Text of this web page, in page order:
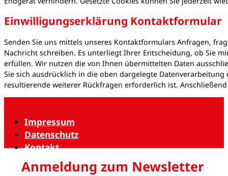
Einwilligungserklärung Kontaktformular
Senden Sie uns mittels unseres Kontaktformulars Anfragen,
Nachricht schreiben. Es unterliegt Ihrer Entscheidung, ob Sie
erfüllen. Wir nutzen die von Ihnen übermittelten Daten
Sie sich ausdrücklich in die oben dargelegte
resultierende weiterer Rückfragen erforderlich ist.
Impressum
Datenschutz
Kontakt
Anmeldung zum Newsletter